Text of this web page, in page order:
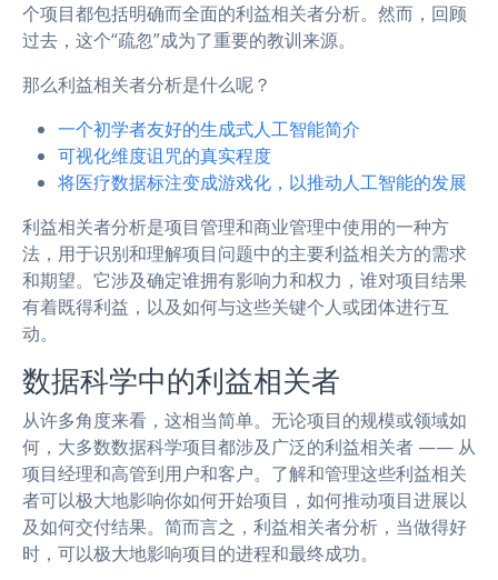
个项目都包括明确而全面的利益相关者分析。然而，回顾
过去，这个“疏忽”成为了重要的教训来源。
那么利益相关者分析是什么呢？
一个初学者友好的生成式人工智能简介
可视化维度诅咒的真实程度
将医疗数据标注变成游戏化，以推动人工智能的发展
利益相关者分析是项目管理和商业管理中使用的一种方
法，用于识别和理解项目问题中的主要利益相关方的需求
和期望。它涉及确定谁拥有影响力和权力，谁对项目结果
有着既得利益，以及如何与这些关键个人或团体进行互
动。
数据科学中的利益相关者
从许多角度来看，这相当简单。无论项目的规模或领域如
何，大多数数据科学项目都涉及广泛的利益相关者 —— 从
项目经理和高管到用户和客户。了解和管理这些利益相关
者可以极大地影响你如何开始项目，如何推动项目进展以
及如何交付结果。简而言之，利益相关者分析，当做得好
时，可以极大地影响项目的进程和最终成功。